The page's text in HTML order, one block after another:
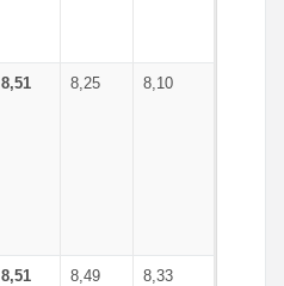
8,51 8,25 8,10
8,51 8,49 8,33